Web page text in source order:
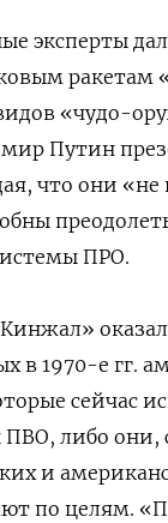
эксперты
«чудо-
Путин
что они
ПРО.
в 1970-е гг.
сейчас
либо они,
и
по целям.